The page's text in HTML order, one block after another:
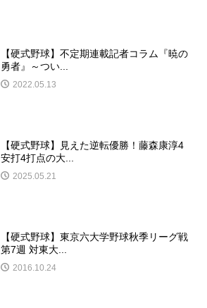
【硬式野球】不定期連載記者コラム『暁の
勇者』～つい...
2022.05.13
【硬式野球】見えた逆転優勝！藤森康淳4
安打4打点の大...
2025.05.21
【硬式野球】東京六大学野球秋季リーグ戦
第7週 対東大...
2016.10.24